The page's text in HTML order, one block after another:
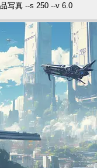
写真 --s 250 --v 6.0